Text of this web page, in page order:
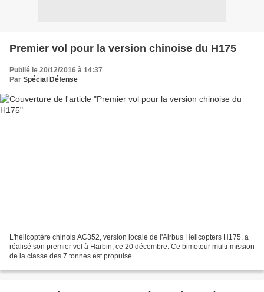
Premier vol pour la version chinoise du H175
Publié le 20/12/2016 à 14:37
Par Spécial Défense
L'hélicoptère chinois AC352, version locale de l'Airbus Helicopters H175, a
réalisé son premier vol à Harbin, ce 20 décembre. Ce bimoteur multi-mission
de la classe des 7 tonnes est propulsé...